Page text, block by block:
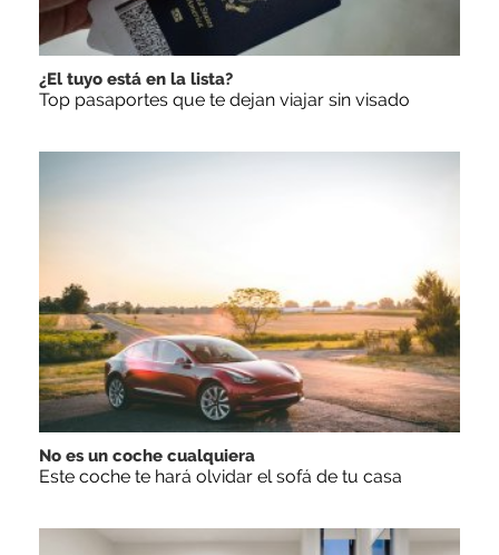
¿El tuyo está en la lista?
Top pasaportes que te dejan viajar sin visado
No es un coche cualquiera
Este coche te hará olvidar el sofá de tu casa